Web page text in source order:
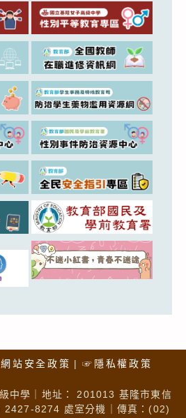
站安全政策 ☞隱私權政策
中學｜地址： 201013 基隆市東信
2427-8274 處室分機｜傳真：(02)